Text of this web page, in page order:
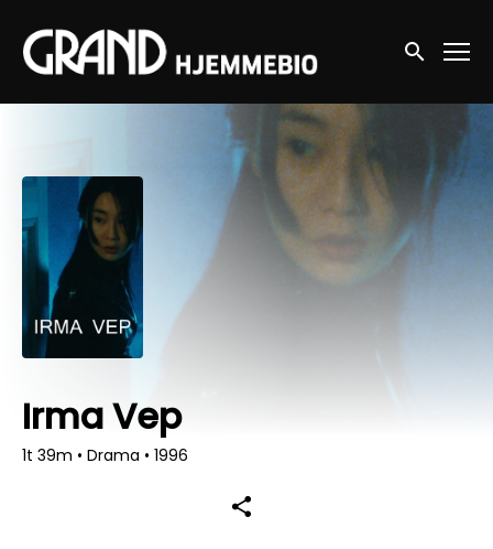
Accessibility Links
Søg nu
Irma Vep
1t 39m • Drama • 1996